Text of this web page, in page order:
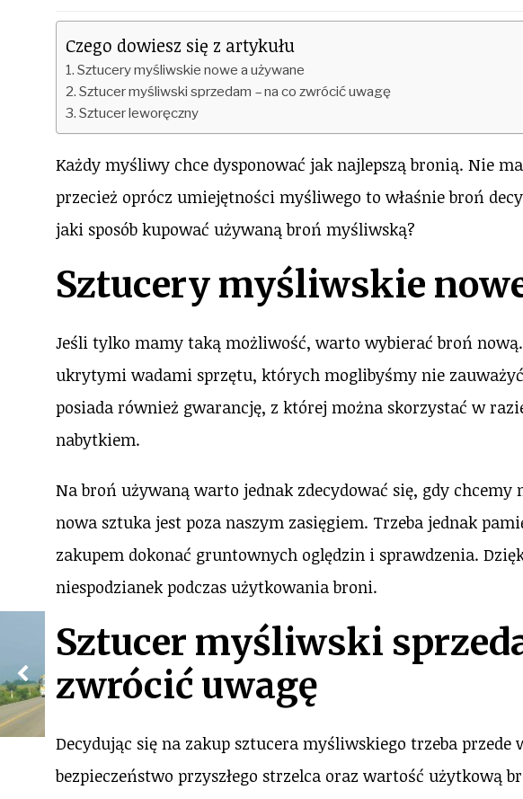
Czego dowiesz się z artykułu
Sztucery myśliwskie nowe a używane
Sztucer myśliwski sprzedam – na co zwrócić uwagę
Sztucer leworęczny
Każdy myśliwy chce dysponować jak najlepszą bronią. Nie
przecież oprócz umiejętności myśliwego to właśnie broń
jaki sposób kupować używaną broń myśliwską?
Sztucery myśliwskie
Jeśli tylko mamy taką możliwość, warto wybierać broń
ukrytymi wadami sprzętu, których moglibyśmy nie
posiada również gwarancję, z której można skorzystać w
nabytkiem.
Na broń używaną warto jednak zdecydować się, gdy chcemy
nowa sztuka jest poza naszym zasięgiem. Trzeba jednak
zakupem dokonać gruntownych oględzin i sprawdzenia.
niespodzianek podczas użytkowania broni.
Sztucer myśliwski
zwrócić uwagę
Decydując się na zakup sztucera myśliwskiego trzeba
bezpieczeństwo przyszłego strzelca oraz wartość użytkową